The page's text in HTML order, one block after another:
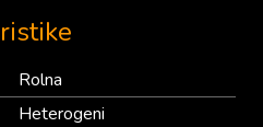
Rolna
Heterogeni